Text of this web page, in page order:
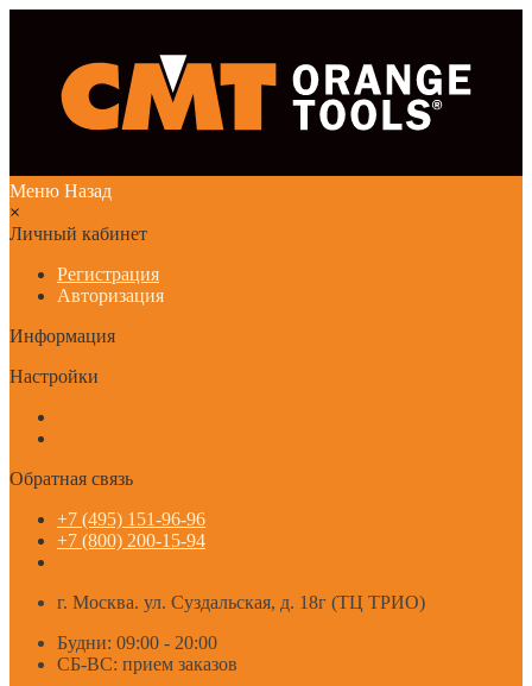
Меню Назад
×
Личный кабинет
Регистрация
Авторизация
Информация
Настройки
Обратная связь
+7 (495) 151-96-96
+7 (800) 200-15-94
г. Москва. ул. Суздальская, д. 18г (ТЦ ТРИО)
Будни: 09:00 - 20:00
СБ-ВС: прием заказов